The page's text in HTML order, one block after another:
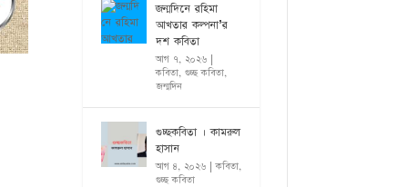
জন্মদিনে রহিমা
আখতার কল্পনা’র
দশ কবিতা
আগ ৭, ২০২৬|
কবিতা, গুচ্ছ কবিতা,
জন্মদিন
গুচ্ছকবিতা । কামরুল
হাসান
আগ ৪, ২০২৬|কবিতা,
গুচ্ছ কবিতা